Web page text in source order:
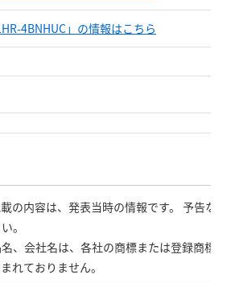
4BNHUC」の情報はこちら
の内容は、発表当時の情報です。 予告な
。
、会社名は、各社の商標または登録商標
れておりません。